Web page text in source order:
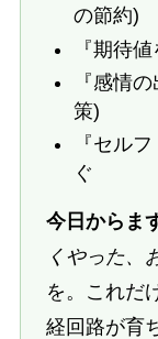
の節約)
『期待
『感情
策)
『セル
ぐ
今日からま
くやった、
を。これだ
経回路が育